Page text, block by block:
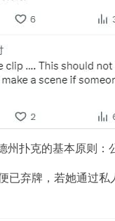
扑克的基本原则：
已弃牌，若她通过